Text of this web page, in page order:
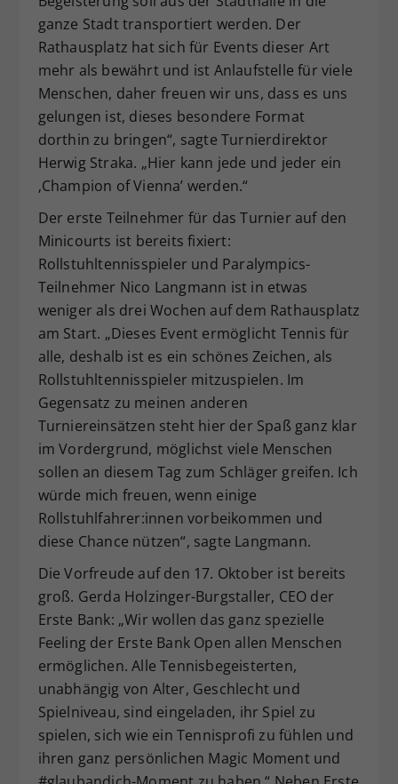
ganze Stadt transportiert werden. Der
Rathausplatz hat sich für Events dieser Art
mehr als bewährt und ist Anlaufstelle für viele
Menschen, daher freuen wir uns, dass es uns
gelungen ist, dieses besondere Format
dorthin zu bringen“, sagte Turnierdirektor
Herwig Straka. „Hier kann jede und jeder ein
‚Champion of Vienna’ werden.“
Der erste Teilnehmer für das Turnier auf den
Minicourts ist bereits fixiert:
Rollstuhltennisspieler und Paralympics-
Teilnehmer Nico Langmann ist in etwas
weniger als drei Wochen auf dem Rathausplatz
am Start. „Dieses Event ermöglicht Tennis für
alle, deshalb ist es ein schönes Zeichen, als
Rollstuhltennisspieler mitzuspielen. Im
Gegensatz zu meinen anderen
Turniereinsätzen steht hier der Spaß ganz klar
im Vordergrund, möglichst viele Menschen
sollen an diesem Tag zum Schläger greifen. Ich
würde mich freuen, wenn einige
Rollstuhlfahrer:innen vorbeikommen und
diese Chance nützen“, sagte Langmann.
Die Vorfreude auf den 17. Oktober ist bereits
groß. Gerda Holzinger-Burgstaller, CEO der
Erste Bank: „Wir wollen das ganz spezielle
Feeling der Erste Bank Open allen Menschen
ermöglichen. Alle Tennisbegeisterten,
unabhängig von Alter, Geschlecht und
Spielniveau, sind eingeladen, ihr Spiel zu
spielen, sich wie ein Tennisprofi zu fühlen und
ihren ganz persönlichen Magic Moment und